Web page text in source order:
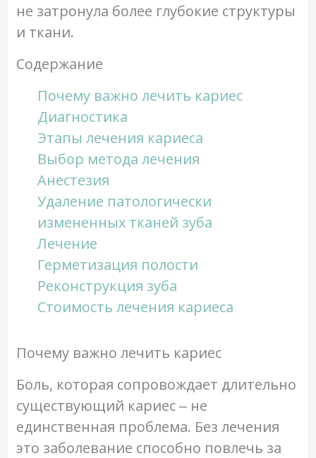
не затронула более глубокие структуры
и ткани.
Содержание
Почему важно лечить кариес
Диагностика
Этапы лечения кариеса
Выбор метода лечения
Анестезия
Удаление патологически
измененных тканей зуба
Лечение
Герметизация полости
Реконструкция зуба
Стоимость лечения кариеса
Почему важно лечить кариес
Боль, которая сопровождает длительно
существующий кариес ‒ не
единственная проблема. Без лечения
это заболевание способно повлечь за